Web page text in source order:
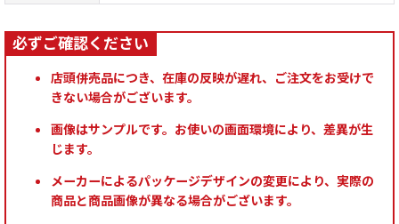
店頭併売品につき、在庫の反映が遅れ、ご注文をお受けで
きない場合がございます。
画像はサンプルです。お使いの画面環境により、差異が生
じます。
メーカーによるパッケージデザインの変更により、実際の
商品と商品画像が異なる場合がございます。